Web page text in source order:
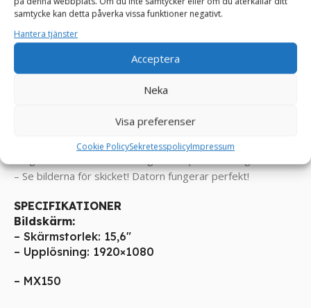
samtycke kan detta påverka vissa funktioner negativt.
Hantera tjänster
Acceptera
Neka
Visa preferenser
Cookie PolicySekretesspolicyImpressum
– 1000 GB HDD hårddisk
– Upp till 6-7 timmars batteri – Beroende på användning!
– Stilren snygg design – med robust slitstarkt material!
– Datorn startar på några sekunder!
= Detta är en perfekt gaming laptop. Du kan ta den med
dig överallt utan att behöva bära tungt och vara orolig över
Skick kvalificering:Superbra skick! Känns som ny vid
– Se bilderna för skicket! Datorn fungerar perfekt!
SPECIFIKATIONER
Bildskärm:
– Skärmstorlek: 15,6″
– Upplösning: 1920×1080
– MX150